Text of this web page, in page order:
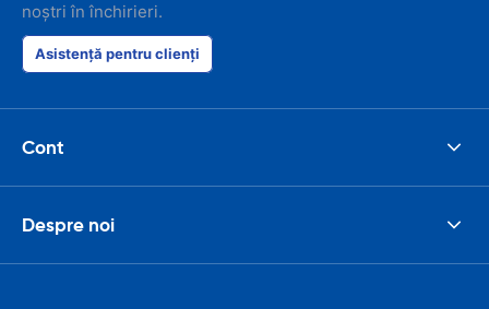
noștri în închirieri.
Asistență pentru clienți
Cont
Despre noi